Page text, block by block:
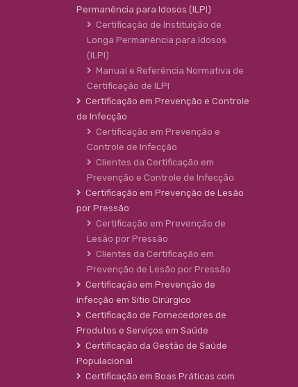
Permanência para Idosos (ILPI)
Certificação de Instituição de
Longa Permanência para Idosos
(ILPI)
Manual e Referência Normativa de
Certificação de ILPI
Certificação em Prevenção e Controle
de Infecção
Certificação em Prevenção e
Controle de Infecção
Clientes da Certificação em
Prevenção e Controle de Infecção
Certificação em Prevenção de Lesão
por Pressão
Certificação em Prevenção de
Lesão por Pressão
Clientes da Certificação em
Prevenção de Lesão por Pressão
Certificação em Prevenção de
infecção em Sítio Cirúrgico
Certificação de Fornecedores de
Produtos e Serviços em Saúde
Certificação da Gestão de Saúde
Populacional
Certificação em Boas Práticas com